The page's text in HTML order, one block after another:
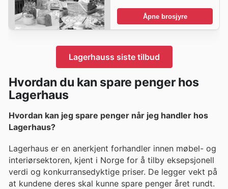
Åpne brosjyre
Lagerhauss siste tilbud
Hvordan du kan spare penger hos
Lagerhaus
Hvordan kan jeg spare penger når jeg handler hos
Lagerhaus?
Lagerhaus er en anerkjent forhandler innen møbel- og
interiørsektoren, kjent i Norge for å tilby eksepsjonell
verdi og konkurransedyktige priser. De legger vekt på
at kundene deres skal kunne spare penger året rundt.